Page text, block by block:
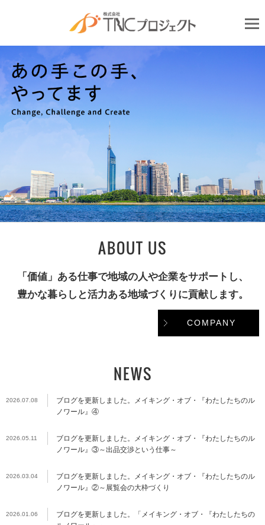
ABOUT US
「価値」ある仕事で地域の人や企業をサポートし、
豊かな暮らしと活力ある地域づくりに貢献します。
COMPANY
NEWS
2026.07.08
ブログを更新しました。メイキング・オブ・『わたしたちのル
ノワール』④
2026.05.11
ブログを更新しました。メイキング・オブ・『わたしたちのル
ノワール』③～出品交渉という仕事～
2026.03.04
ブログを更新しました。メイキング・オブ・『わたしたちのル
ノワール』②～展覧会の大枠づくり
2026.01.06
ブログを更新しました。「メイキング・オブ・『わたしたちの